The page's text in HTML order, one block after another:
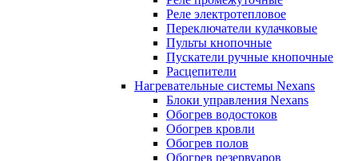
Реле электротепловое
Переключатели кулачковые
Пульты кнопочные
Пускатели ручные кнопочные
Расцепители
Нагревательные системы Nexans
Блоки управления Nexans
Обогрев водостоков
Обогрев кровли
Обогрев полов
Обогрев резервуаров